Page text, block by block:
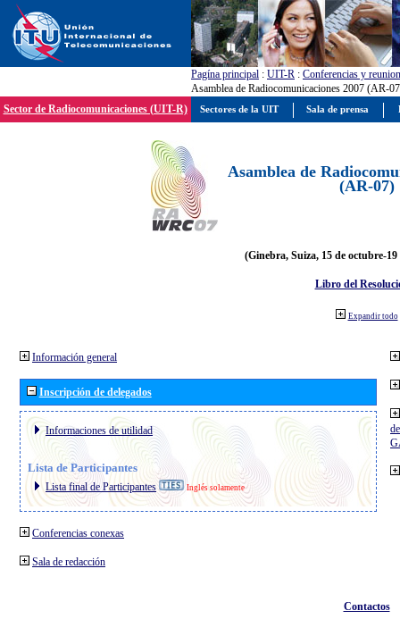
Pagína principal : UIT-R : Conferencias y
Asamblea de Radiocomunicaciones 2007 (AR-
Sector de Radiocomunicaciones (UIT-R)
Asamblea de
(AR-07)
(Ginebra, Suiza, 15 de octubre-19
Libro del
Expandir todo
Información general
Inscripción de delegados
Informaciones de utilidad
Lista de Participantes
Lista final de Participantes Inglés solamente
Conferencias conexas
Sala de redacción
Contactos
Sectores de la UIT Sala de prensa